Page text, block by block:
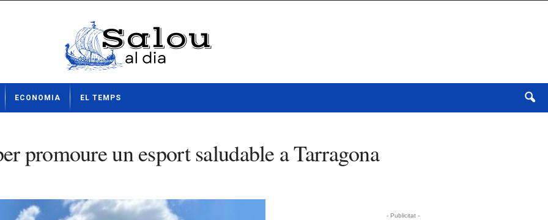
ECONOMIA EL TEMPS
promoure un esport saludable a Tarragona
- Publicitat -